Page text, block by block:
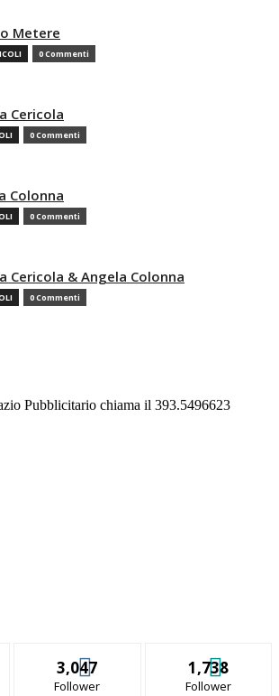
Metere
0 Commenti
Cericola
0 Commenti
Colonna
0 Commenti
Cericola & Angela Colonna
0 Commenti
Pubblicitario chiama il 393.5496623
3,047
Follower
1,738
Follower